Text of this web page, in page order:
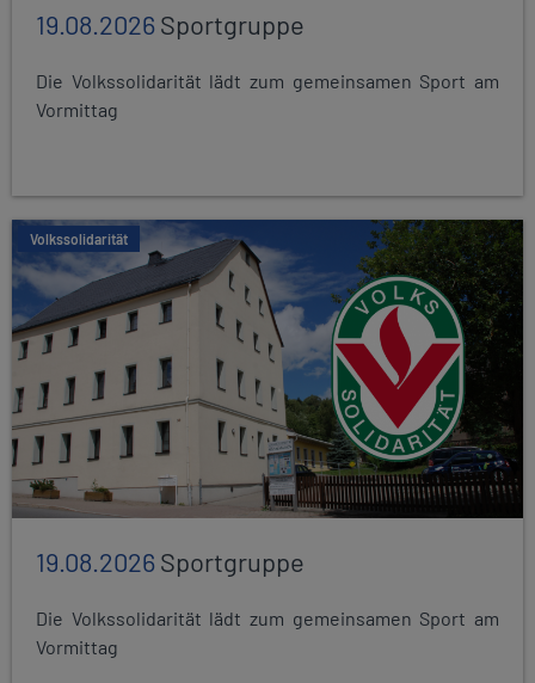
19.08.2026Sportgruppe
Die Volkssolidarität lädt zum gemeinsamen Sport am
Vormittag
Volkssolidarität
19.08.2026Sportgruppe
Die Volkssolidarität lädt zum gemeinsamen Sport am
Vormittag